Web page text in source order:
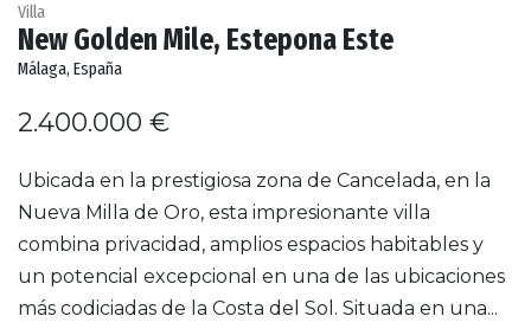
Villa
New Golden Mile, Estepona Este
Málaga, España
2.400.000 €
Ubicada en la prestigiosa zona de Cancelada, en la
Nueva Milla de Oro, esta impresionante villa
combina privacidad, amplios espacios habitables y
un potencial excepcional en una de las ubicaciones
más codiciadas de la Costa del Sol. Situada en una...